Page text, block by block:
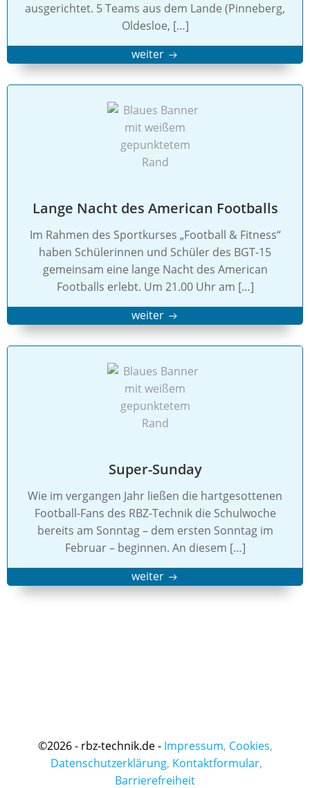
ausgerichtet. 5 Teams aus dem Lande (Pinneberg,
Oldesloe, […]
weiter
Lange Nacht des American Footballs
Im Rahmen des Sportkurses „Football & Fitness“
haben Schülerinnen und Schüler des BGT-15
gemeinsam eine lange Nacht des American
Footballs erlebt. Um 21.00 Uhr am […]
weiter
Super-Sunday
Wie im vergangen Jahr ließen die hartgesottenen
Football-Fans des RBZ-Technik die Schulwoche
bereits am Sonntag – dem ersten Sonntag im
Februar – beginnen. An diesem […]
weiter
©2026 - rbz-technik.de - Impressum, Cookies,
Datenschutzerklärung, Kontaktformular,
Barrierefreiheit